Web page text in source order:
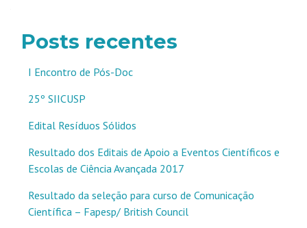
Posts recentes
I Encontro de Pós-Doc
25º SIICUSP
Edital Resíduos Sólidos
Resultado dos Editais de Apoio a Eventos Científicos e
Escolas de Ciência Avançada 2017
Resultado da seleção para curso de Comunicação
Científica – Fapesp/ British Council